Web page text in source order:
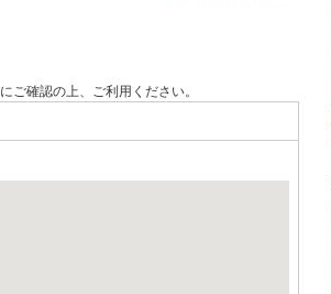
確認の上、ご利用ください。